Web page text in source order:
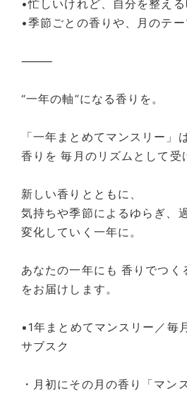
•忙しいけれど、自分を整え
•季節ごとの香りや、月のテ
⸻
“一年の軸”になる香りを。
「一年まとめてマンスリー」は
香りを 毎月のリズムとして受
新しい香りとともに、
気持ちや季節によるゆらぎ、
変化していく一年に。
あなたの一年にも 香りでつく
をお届けします。
▪️1年まとめてマンスリー／毎
サブスク
・月初にその月の香り「マン